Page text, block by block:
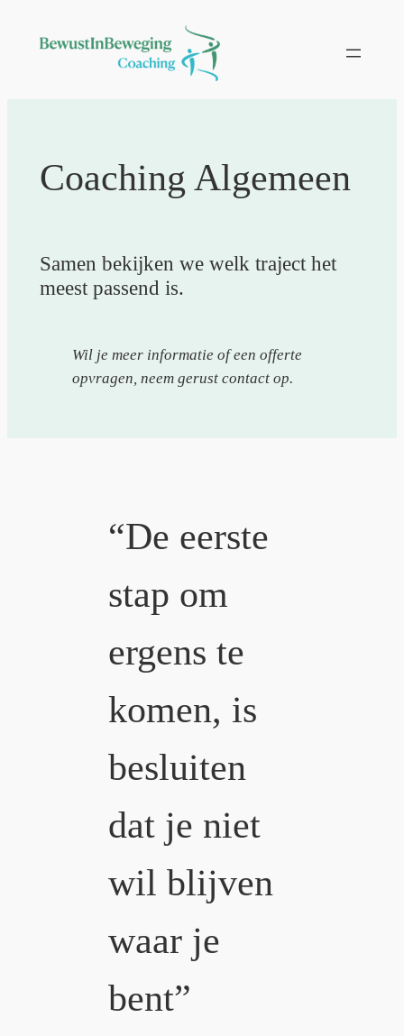
Coaching Algemeen
Samen bekijken we welk traject het
meest passend is.
Wil je meer informatie of een offerte
opvragen, neem gerust contact op.
“De eerste
stap om
ergens te
komen, is
besluiten
dat je niet
wil blijven
waar je
bent”